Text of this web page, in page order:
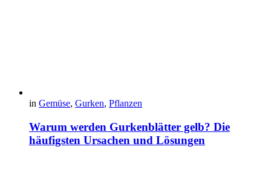
in Gemüse, Gurken, Pflanzen
Warum werden Gurkenblätter gelb? Die
häufigsten Ursachen und Lösungen